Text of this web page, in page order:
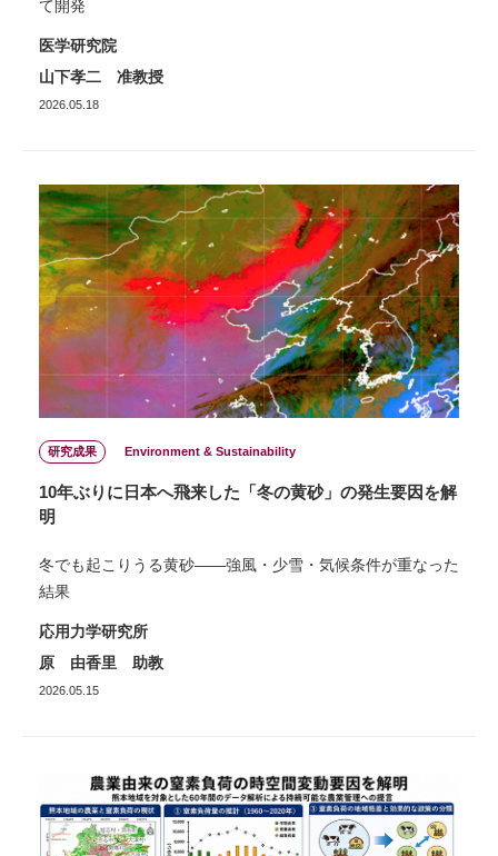
て開発
医学研究院
山下孝二 准教授
2026.05.18
研究成果 Environment & Sustainability
10年ぶりに日本へ飛来した「冬の黄砂」の発生要因を解
明
冬でも起こりうる黄砂――強風・少雪・気候条件が重なった
結果
応用力学研究所
原 由香里 助教
2026.05.15